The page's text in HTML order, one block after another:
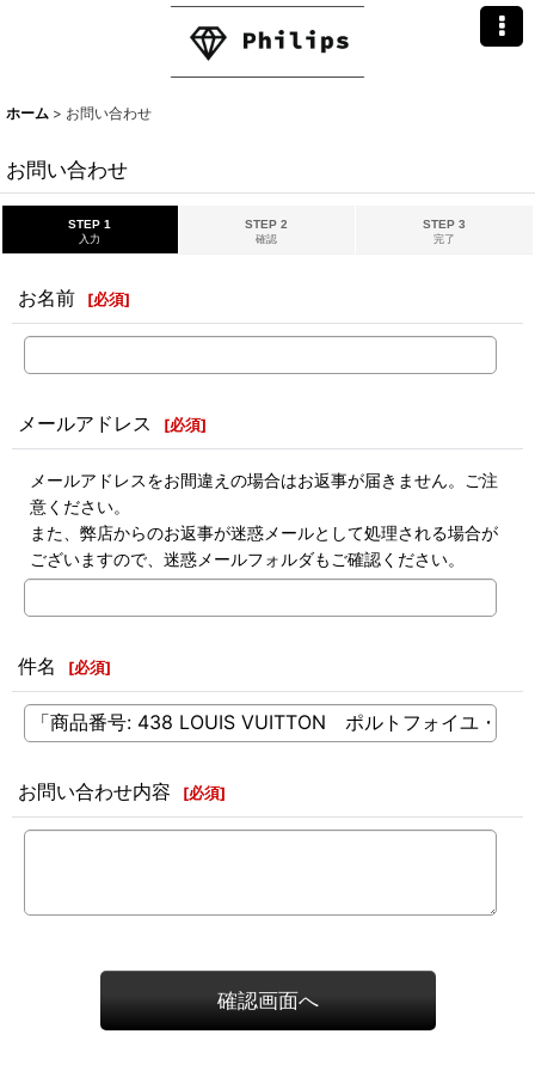
ホーム > お問い合わせ
お問い合わせ
STEP 1
入力
STEP 2
確認
STEP 3
完了
お名前 [必須]
メールアドレス [必須]
メールアドレスをお間違えの場合はお返事が届きません。ご注
意ください。
また、弊店からのお返事が迷惑メールとして処理される場合が
ございますので、迷惑メールフォルダもご確認ください。
件名 [必須]
お問い合わせ内容 [必須]
確認画面へ